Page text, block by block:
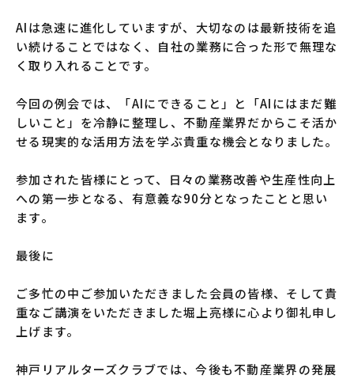
AIは急速に進化していますが、大切なのは最新技術を追
い続けることではなく、自社の業務に合った形で無理な
く取り入れることです。
今回の例会では、「AIにできること」と「AIにはまだ難
しいこと」を冷静に整理し、不動産業界だからこそ活か
せる現実的な活用方法を学ぶ貴重な機会となりました。
参加された皆様にとって、日々の業務改善や生産性向上
への第一歩となる、有意義な90分となったことと思い
ます。
最後に
ご多忙の中ご参加いただきました会員の皆様、そして貴
重なご講演をいただきました堀上亮様に心より御礼申し
上げます。
神戸リアルターズクラブでは、今後も不動産業界の発展